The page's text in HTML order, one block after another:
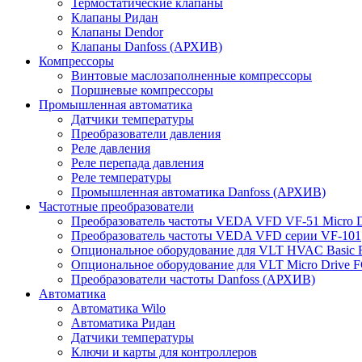
Термостатические клапаны
Клапаны Ридан
Клапаны Dendor
Клапаны Danfoss (АРХИВ)
Компрессоры
Винтовые маслозаполненные компрессоры
Поршневые компрессоры
Промышленная автоматика
Датчики температуры
Преобразователи давления
Реле давления
Реле перепада давления
Реле температуры
Промышленная автоматика Danfoss (АРХИВ)
Частотные преобразователи
Преобразователь частоты VEDA VFD VF-51 Micro
Преобразователь частоты VEDA VFD серии VF-101
Опциональное оборудование для VLT HVAC Basic
Опциональное оборудование для VLT Micro Drive
Преобразователи частоты Danfoss (АРХИВ)
Автоматика
Автоматика Wilo
Автоматика Ридан
Датчики температуры
Ключи и карты для контроллеров